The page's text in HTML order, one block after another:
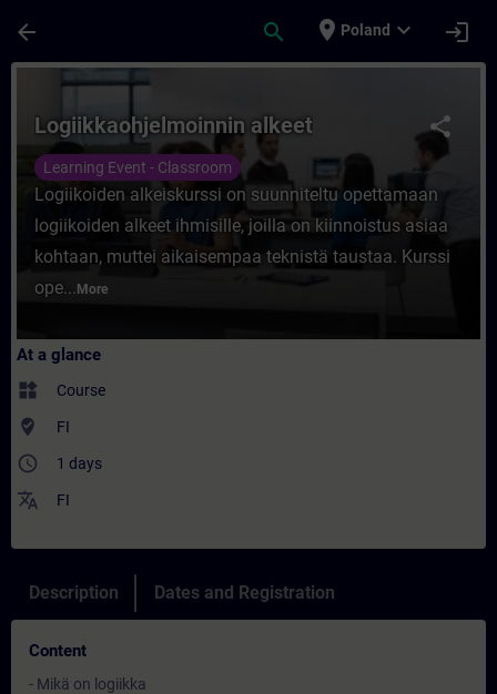
arrow_back search place Poland expand_more login
Course - Logiikkaohjelmoinnin alkeet -
share
Logiikkaohjelmoinnin alkeet
Learning Event - Classroom
Logiikoiden alkeiskurssi on suunniteltu opettamaan
logiikoiden alkeet ihmisille, joilla on kiinnoistus asiaa
kohtaan, muttei aikaisempaa teknistä taustaa. Kurssi
ope... More
At a glance
widgets Course
where_to_vote FI
access_time 1 days
translate FI
Description Dates and Registration
Content
- Mikä on logiikka